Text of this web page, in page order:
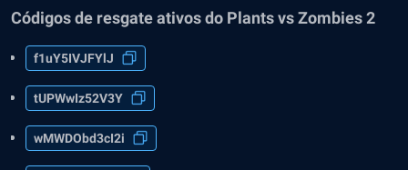
Códigos de resgate ativos do Plants vs Zombies 2
f1uY5IVJFYlJ
tUPWwIz52V3Y
wMWDObd3cI2i